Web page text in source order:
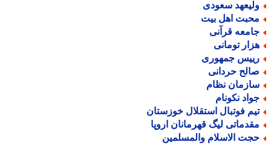
سعودی
اهل بیت
قرآنی
تومانی
جمهوری
حردانی
نظام
نکونام
فوتبال استقلال خوزستان
لیگ قهرمانان اروپا
الاسلام والمسلمین